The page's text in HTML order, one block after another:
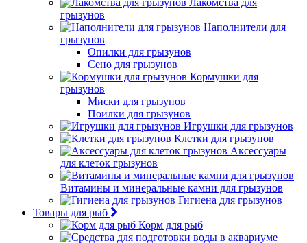
Лакомства для
грызунов
Наполнители для
грызунов
Опилки для грызунов
Сено для грызунов
Кормушки для
грызунов
Миски для грызунов
Поилки для грызунов
Игрушки для грызунов
Клетки для грызунов
Аксессуары
для клеток грызунов
Витамины и минеральные камни для грызунов
Гигиена для грызунов
Товары для рыб
Корм для рыб